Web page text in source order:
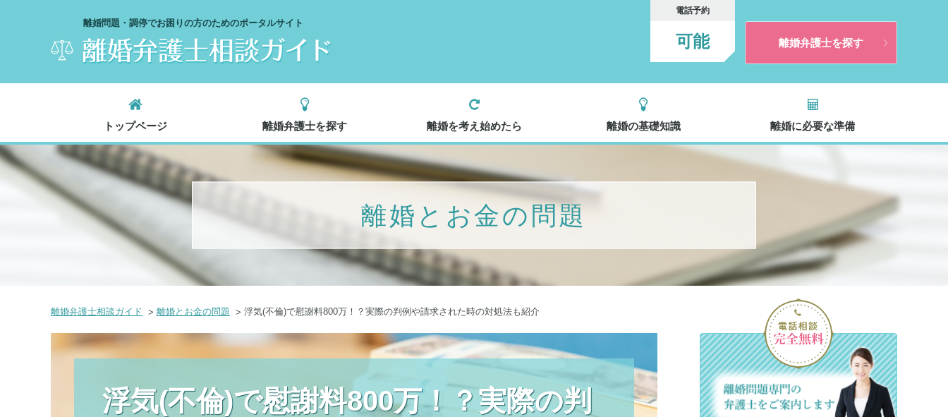
離婚問題・調停でお困りの方のためのポータルサイト
電話予約
可能
トップページ 離婚弁護士を探す 離婚を考え始めたら 離婚の基礎知識 離婚に必要な準備
離婚弁護士を探す
離婚とお金の問題
離婚弁護士相談ガイド 離婚とお金の問題 浮気(不倫)で慰謝料800万！？実際の判例や請求された時の対処法も紹介
浮気(不倫)で慰謝料800万！？実際の判